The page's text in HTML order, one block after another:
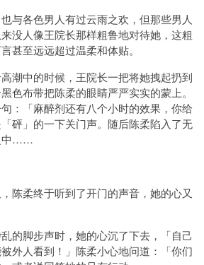
各色男人有过云雨之欢，但那些男人
没人像王院长那样粗鲁地对待她，这粗
甚至远远超过温柔和体贴。
中的时候，王院长一把将她拽起扔到
色布带把陈柔的眼睛严严实实的蒙上。
：「麻醉剂还有八个小时的效果，你给
砰」的一下关门声。随后陈柔陷入了无
中……
柔终于听到了开门的声音，她的心又
脚步声时，她的心沉了下去，「自己
外人看到！」陈柔小心地问道：「你们